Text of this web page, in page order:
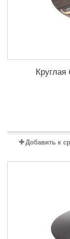
Круглая
Добавить к